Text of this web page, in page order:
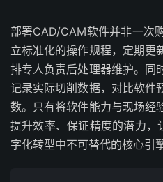
部署CAD/CAM软件并非一次
立标准化的操作规程，定期更
排专人负责后处理器维护。同
记录实际切削数据，对比软件
数。只有将软件能力与现场经
提升效率、保证精度的潜力
字化转型中不可替代的核心引擎